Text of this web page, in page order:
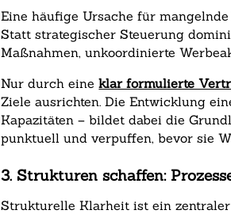
Eine häufige Ursache für
Statt strategischer Steuerung
Maßnahmen, unkoordinierte
Nur durch eine klar formulierte
Ziele ausrichten. Die Entwicklung
Kapazitäten – bildet dabei die
punktuell und verpuffen, bevor sie
3. Strukturen schaffen:
Strukturelle Klarheit ist ein